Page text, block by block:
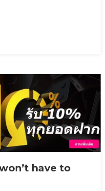
have to